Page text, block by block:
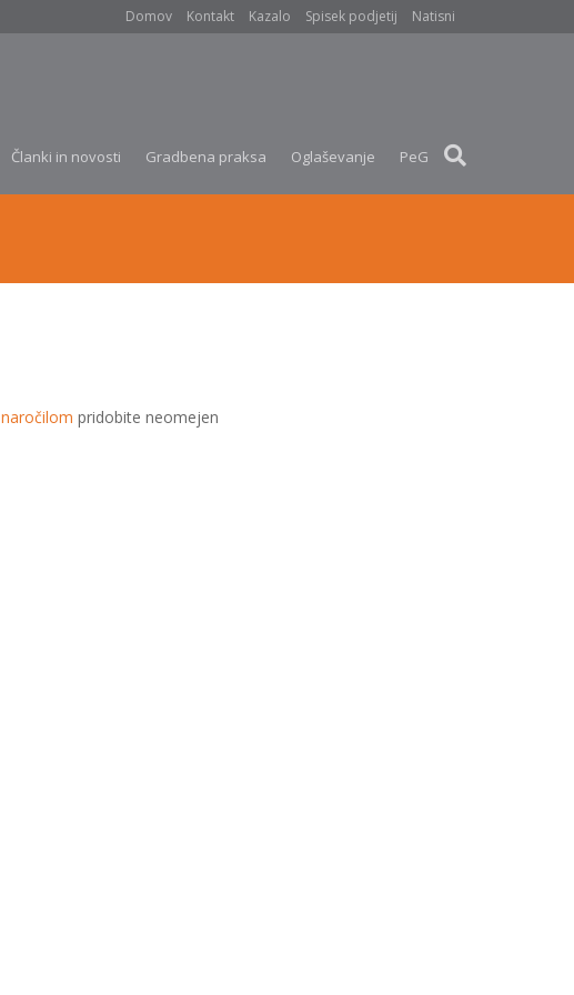
Domov Kontakt Kazalo Spisek podjetij Natisni
Članki in novosti Gradbena praksa Oglaševanje PeG
naročilom pridobite neomejen